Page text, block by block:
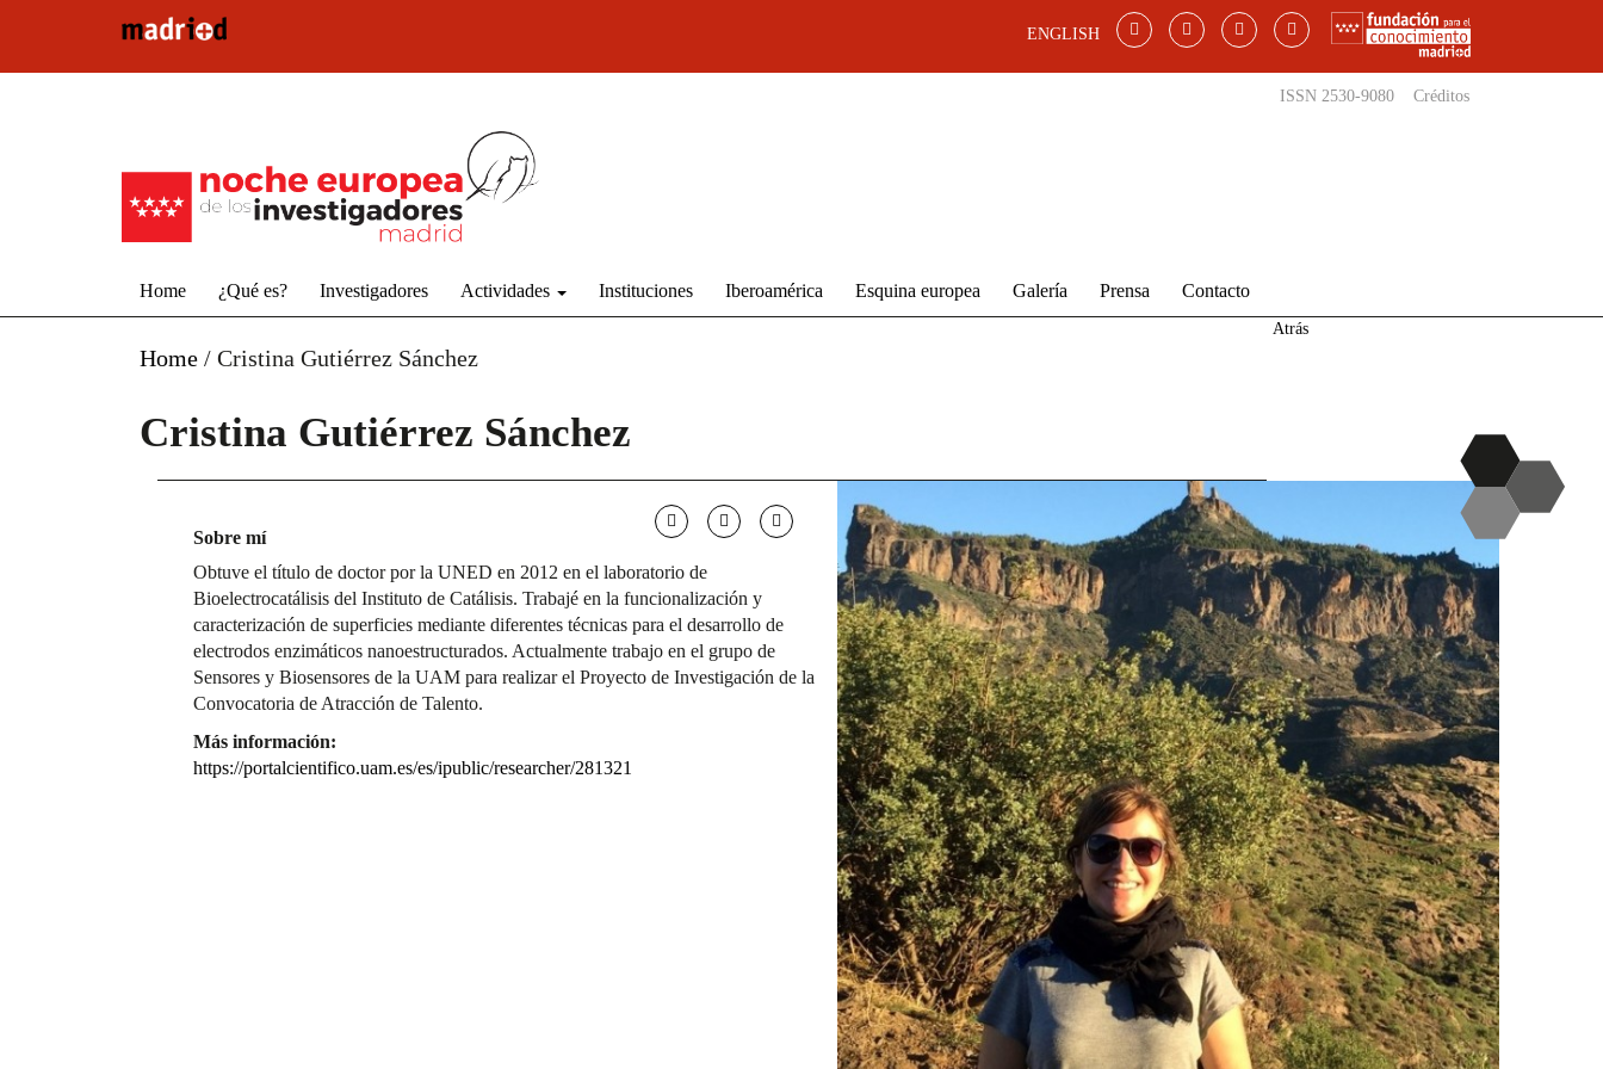
ENGLISH
ISSN 2530-9080 Créditos
Home ¿Qué es? Investigadores Actividades Instituciones Iberoamérica Esquina europea Galería Prensa Contacto
Home / Cristina Gutiérrez Sánchez
Atrás
Cristina Gutiérrez Sánchez
Sobre mí
Obtuve el título de doctor por la UNED en 2012 en el laboratorio de
Bioelectrocatálisis del Instituto de Catálisis. Trabajé en la funcionalización y
caracterización de superficies mediante diferentes técnicas para el desarrollo de
electrodos enzimáticos nanoestructurados. Actualmente trabajo en el grupo de
Sensores y Biosensores de la UAM para realizar el Proyecto de Investigación de la
Convocatoria de Atracción de Talento.
Más información:
https://portalcientifico.uam.es/es/ipublic/researcher/281321